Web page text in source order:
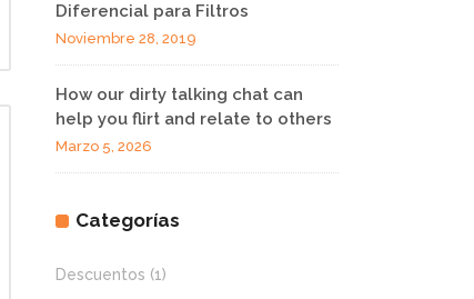
Diferencial para Filtros
Noviembre 28, 2019
How our dirty talking chat can
help you flirt and relate to others
Marzo 5, 2026
Categorías
Descuentos (1)